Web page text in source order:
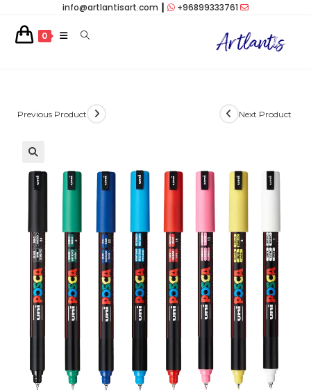
content
info@artlantisart.com +96899333761
0
Previous Product Next Product
🔍